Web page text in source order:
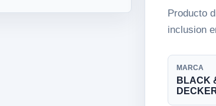
Producto
inclusion
MARCA
BLACK